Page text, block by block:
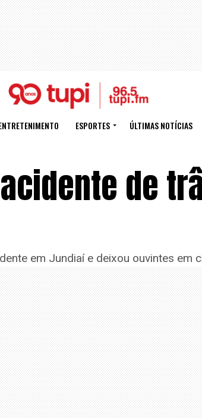
ESPORTES ÚLTIMAS NOTÍCIAS
de
em Jundiaí e deixou ouvintes em